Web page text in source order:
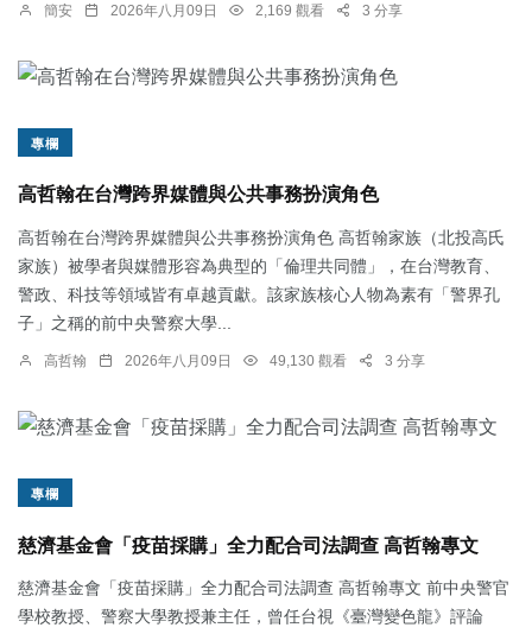
簡安 2026年八月09日 2,169 觀看 3 分享
專欄
高哲翰在台灣跨界媒體與公共事務扮演角色
高哲翰在台灣跨界媒體與公共事務扮演角色 高哲翰家族（北投高氏
家族）被學者與媒體形容為典型的「倫理共同體」，在台灣教育、
警政、科技等領域皆有卓越貢獻。該家族核心人物為素有「警界孔
子」之稱的前中央警察大學...
高哲翰 2026年八月09日 49,130 觀看 3 分享
專欄
慈濟基金會「疫苗採購」全力配合司法調查 高哲翰專文
慈濟基金會「疫苗採購」全力配合司法調查 高哲翰專文 前中央警官
學校教授、警察大學教授兼主任，曾任台視《臺灣變色龍》評論